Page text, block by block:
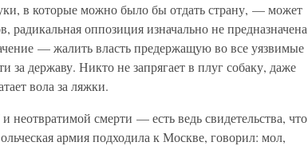
в которые можно было бы отдать страну, — может
оппозиция изначально не предназначена
— жалить власть предержащую во все уязвимые
за державу. Никто не запрягает в плуг собаку, даже
вола за ляжки.
смерти — есть ведь свидетельства, что
армия подходила к Москве, говорил: мол,